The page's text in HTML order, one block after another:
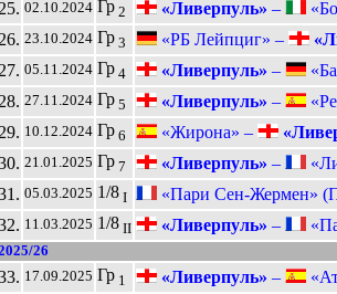
25. 02.10.2024 Гр2 «Ливерпуль» –
26. 23.10.2024 Гр3 «РБ Лейпциг» –
27. 05.11.2024 Гр4 «Ливерпуль» –
28. 27.11.2024 Гр5 «Ливерпуль» –
29. 10.12.2024 Гр6 «Жирона» –
21.01.2025 Гр7 «Ливерпуль» –
05.03.2025 1/8I
«Пари Сен-Жермен»
11.03.2025 1/8II «Ливерпуль» –
26
17.09.2025 Гр1 «Ливерпуль» –